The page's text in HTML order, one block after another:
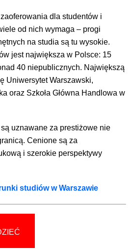
dla studentów i
od nich wymaga – progi
na studia są tu wysokie.
jest największa w Polsce: 15
40 niepublicznych. Największą
Uniwersytet Warszawski,
oraz Szkoła Główna Handlowa w
są uznawane za prestiżowe nie
Cenione są za
i szerokie perspektywy
studiów w Warszawie